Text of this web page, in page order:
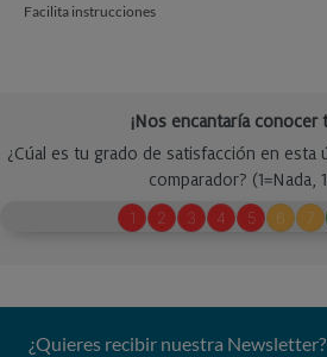
Facilita instrucciones
¿Quieres recibir nuestra Newsletter?